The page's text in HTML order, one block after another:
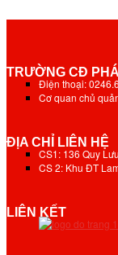
TRƯỜNG CĐ
Điện thoại:
Cơ quan chủ
ĐỊA CHỈ LIÊN HỆ
CS1: 136 Quy
CS 2: Khu ĐT
LIÊN KẾT